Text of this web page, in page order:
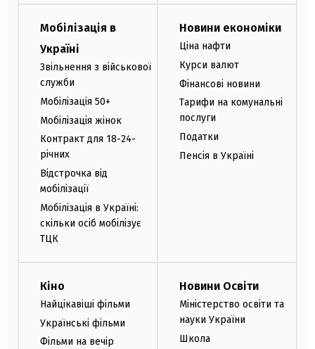
Мобілізація в
Україні
Звільнення з військової
служби
Мобілізація 50+
Мобілізація жінок
Контракт для 18-24-
річних
Відстрочка від
мобілізації
Мобілізація в Україні:
скільки осіб мобілізує
ТЦК
Новини економіки
Ціна нафти
Курси валют
Фінансові новини
Тарифи на комунальні
послуги
Податки
Пенсія в Україні
Кіно
Найцікавіші фільми
Українські фільми
Фільми на вечір
Новини Освіти
Міністерство освіти та
науки України
Школа